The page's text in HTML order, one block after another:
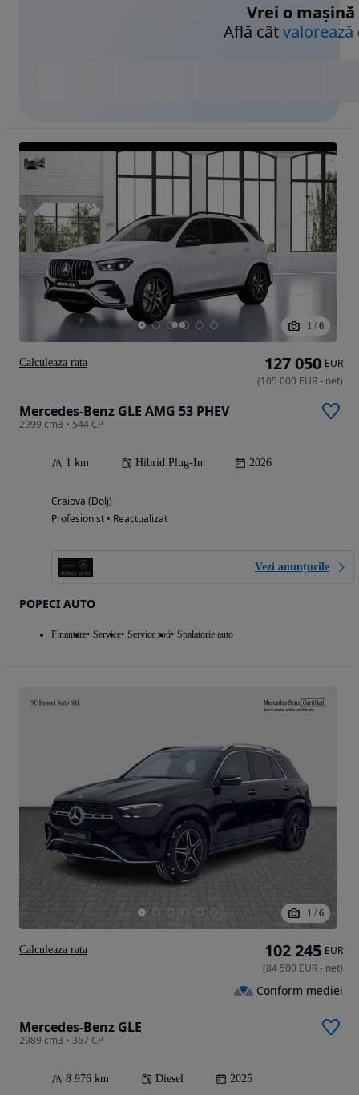
Vrei o mașină
Află câtvalorează
1 / 6
Mercedes-Benz GLE AMG 53 PHEV
2999 cm3 • 544 CP
1 km Hibrid Plug-In 2026
Craiova (Dolj)
Profesionist • Reactualizat
Vezi anunțurile
POPECI AUTO
Finantare Service Service roti Spalatorie auto
127 050 EUR
(105 000 EUR- net)
Calculeaza rata
1 / 6
Mercedes-Benz GLE
2989 cm3 • 367 CP
8 976 km Diesel 2025
102 245 EUR
(84 500 EUR- net)
Conform mediei
Calculeaza rata